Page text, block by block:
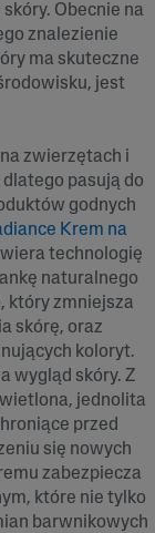
Obecnie na
znalezienie
ma skuteczne
jest
zwierzętach i
pasują do
godnych
Krem na
technologię
naturalnego
który zmniejsza
skórę, oraz
koloryt.
wygląd skóry. Z
jednolita
przed
się nowych
zabezpiecza
które nie tylko
barwnikowych